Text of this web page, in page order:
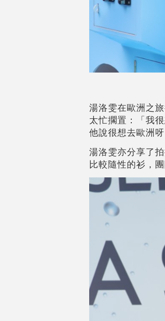
湯洛雯在歐洲之
太忙擱置：「我
他說很想去歐洲
湯洛雯亦分享了
比較隨性的衫，